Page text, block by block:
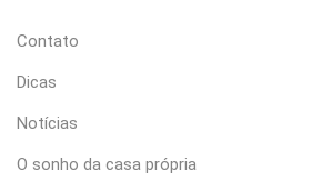
Contato
Dicas
Notícias
O sonho da casa própria